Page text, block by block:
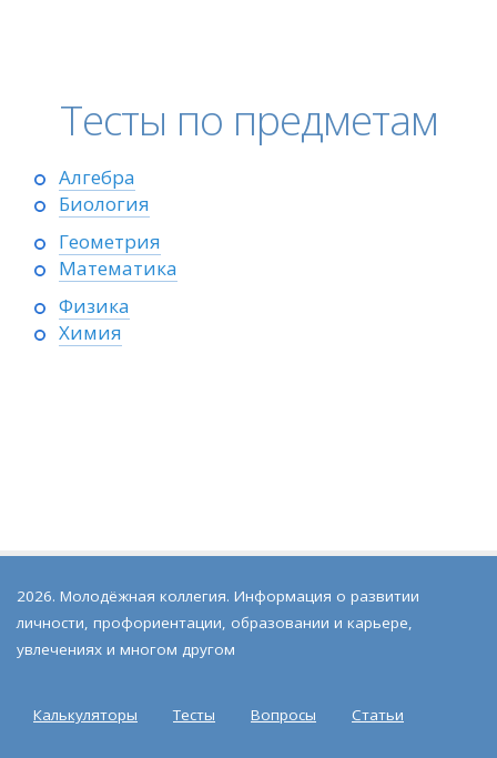
Тесты по предметам
Алгебра
Биология
Геометрия
Математика
Физика
Химия
2026. Молодёжная коллегия. Информация о развитии
личности, профориентации, образовании и карьере,
увлечениях и многом другом
Калькуляторы Тесты Вопросы Статьи